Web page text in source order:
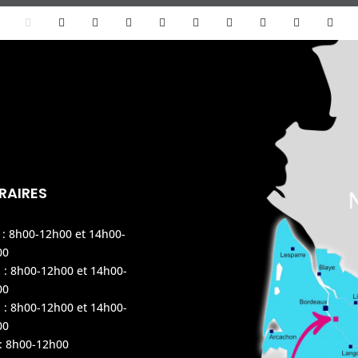
8h00-12h00 et 14h00-
: 8h00-12h00 et 14h00-
: 8h00-12h00 et 14h00-
8h00-12h00